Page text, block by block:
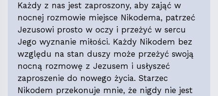
Każdy z nas jest zaproszony, aby zająć w
nocnej rozmowie miejsce Nikodema, patrzeć
Jezusowi prosto w oczy i przeżyć w sercu
Jego wyznanie miłości. Każdy Nikodem bez
względu na stan duszy może przeżyć swoją
nocną rozmowę z Jezusem i usłyszeć
zaproszenie do nowego życia. Starzec
Nikodem przekonuje mnie, że nigdy nie jest